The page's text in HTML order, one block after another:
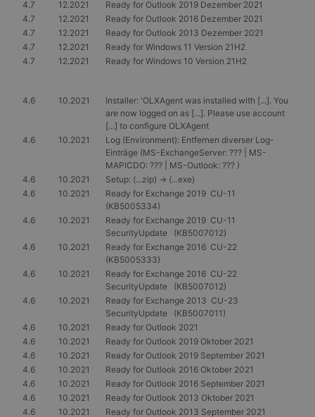
4.7
12.2021
Ready for Outlook 2019 Dezember 2021
4.7
12.2021
Ready for Outlook 2016 Dezember 2021
4.7
12.2021
Ready for Outlook 2013 Dezember 2021
4.7
12.2021
Ready for Windows 11 Version 21H2
4.7
12.2021 Ready for Windows 10 Version 21H2
4.6 10.2021
Installer: 'OLXAgent was installed with [...]. You
are now logged on as [...]. Please use account
[...] to configure OLXAgent
4.6
10.2021
Log (Environment): Entfernen diverser Log-
Einträge (MS-ExchangeServer: ??? | MS-
MAPICDO: ??? | MS-Outlook: ??? )
4.6
10.2021
Setup: (...zip) -> (...exe)
4.6
10.2021
Ready for Exchange 2019 CU-11
(KB5005334)
4.6
10.2021
Ready for Exchange 2019 CU-11
SecurityUpdate (KB5007012)
4.6
10.2021
Ready for Exchange 2016 CU-22
(KB5005333)
4.6
10.2021
Ready for Exchange 2016 CU-22
SecurityUpdate (KB5007012)
4.6
10.2021
Ready for Exchange 2013 CU-23
SecurityUpdate (KB5007011)
4.6
10.2021
Ready for Outlook 2021
4.6
10.2021
Ready for Outlook 2019 Oktober 2021
4.6
10.2021
Ready for Outlook 2019 September 2021
4.6
10.2021
Ready for Outlook 2016 Oktober 2021
4.6
10.2021
Ready for Outlook 2016 September 2021
4.6
10.2021
Ready for Outlook 2013 Oktober 2021
4.6
10.2021
Ready for Outlook 2013 September 2021